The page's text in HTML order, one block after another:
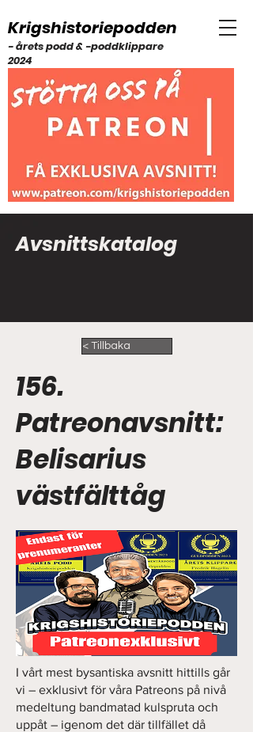
Krigshistoriepodden
- årets podd & -poddklippare
2024
Avsnittskatalog
< Tillbaka
156.
Patreonavsnitt:
Belisarius
västfälttåg
I vårt mest bysantiska avsnitt hittills går
vi – exklusivt för våra Patreons på nivå
medeltung bandmatad kulspruta och
uppåt – igenom det där tillfället då